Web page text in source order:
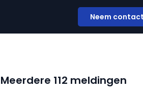
Neem
Meerdere 112 meldingen